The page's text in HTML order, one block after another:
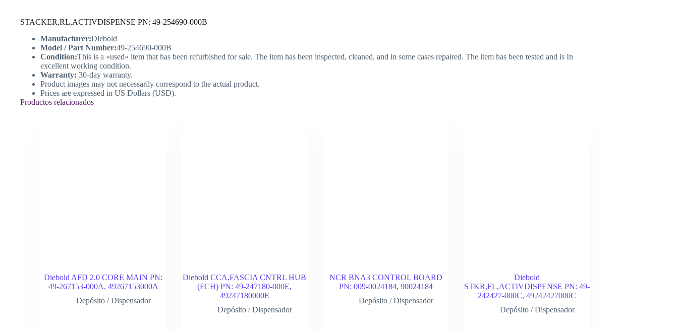
STACKER,RL,ACTIVDISPENSE PN: 49-254690-000B
Manufacturer:Diebold
Model / Part Number:49-254690-000B
Condition:This is a «used» item that has been refurbished for sale. The item has been inspected, cleaned, and in some cases repaired. The item has been tested and is In
excellent working condition.
Warranty: 30-day warranty.
Product images may not necessarily correspond to the actual product.
Prices are expressed in US Dollars (USD).
Productos relacionados
Diebold AFD 2.0 CORE MAIN PN:
49-267153-000A, 49267153000A
Depósito / Dispensador
Diebold CCA,FASCIA CNTRL HUB
(FCH) PN: 49-247180-000E,
49247180000E
Depósito / Dispensador
NCR BNA3 CONTROL BOARD
PN: 009-0024184, 90024184
Depósito / Dispensador
Diebold
STKR,FL,ACTIVDISPENSE PN: 49-
242427-000C, 49242427000C
Depósito / Dispensador